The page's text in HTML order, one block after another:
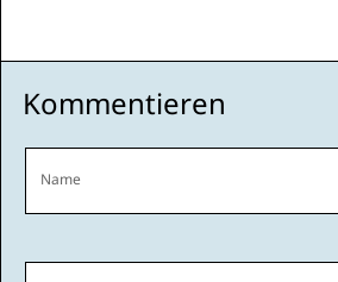
Kommentieren
Name